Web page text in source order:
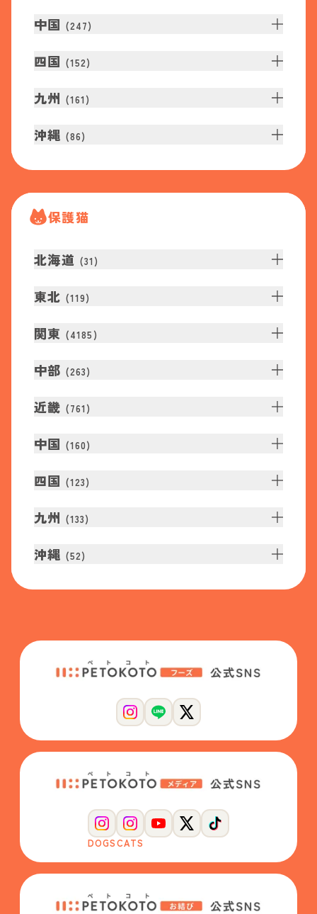
中国 (247)
四国 (152)
九州 (161 )
沖縄 (86)
保護猫
北海道 (31 )
東北 (119)
関東 (4185 )
中部 (263)
近畿 (761 )
中国 (160)
四国 (123)
九州 (133)
沖縄 (52)
DOGSCATS